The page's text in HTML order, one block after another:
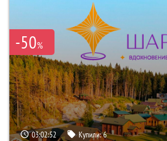
-50%
03:02:51 Купили:6